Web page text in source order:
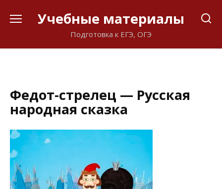
Учебные материалы
Подготовка к ЕГЭ, ОГЭ
Федот-стрелец — Русская
народная сказка